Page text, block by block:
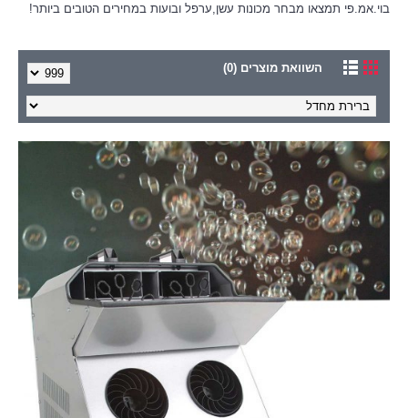
בוי.אמ.פי תמצאו מבחר מכונות עשן,ערפל ובועות במחירים הטובים ביותר!
השוואת מוצרים (0)